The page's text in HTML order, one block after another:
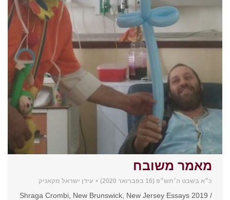
מאמר משובח
כ״א בשבט ה׳תש״פ (16 בפברואר 2020) עידן ישראל מקאניק
Shraga Crombi, New Brunswick, New Jersey Essays 2019 /